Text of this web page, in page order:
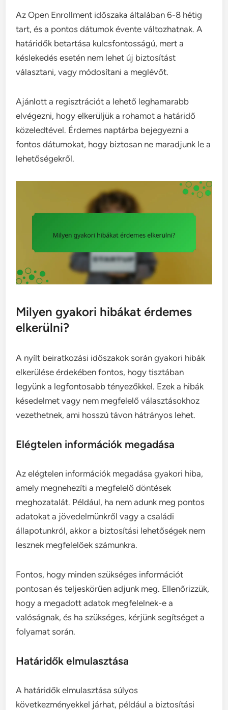
Az Open Enrollment időszaka általában 6-8 hétig
tart, és a pontos dátumok évente változhatnak. A
határidők betartása kulcsfontosságú, mert a
késlekedés esetén nem lehet új biztosítást
választani, vagy módosítani a meglévőt.
Ajánlott a regisztrációt a lehető leghamarabb
elvégezni, hogy elkerüljük a rohamot a határidő
közeledtével. Érdemes naptárba bejegyezni a
fontos dátumokat, hogy biztosan ne maradjunk le a
lehetőségekről.
Milyen gyakori hibákat érdemes
elkerülni?
A nyílt beiratkozási időszakok során gyakori hibák
elkerülése érdekében fontos, hogy tisztában
legyünk a legfontosabb tényezőkkel. Ezek a hibák
késedelmet vagy nem megfelelő választásokhoz
vezethetnek, ami hosszú távon hátrányos lehet.
Elégtelen információk megadása
Az elégtelen információk megadása gyakori hiba,
amely megnehezíti a megfelelő döntések
meghozatalát. Például, ha nem adunk meg pontos
adatokat a jövedelmünkről vagy a családi
állapotunkról, akkor a biztosítási lehetőségek nem
lesznek megfelelőek számunkra.
Fontos, hogy minden szükséges információt
pontosan és teljeskörűen adjunk meg. Ellenőrizzük,
hogy a megadott adatok megfelelnek-e a
valóságnak, és ha szükséges, kérjünk segítséget a
folyamat során.
Határidők elmulasztása
A határidők elmulasztása súlyos
következményekkel járhat, például a biztosítási